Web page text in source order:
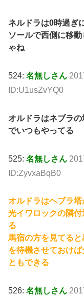
ネルドラは0時過ぎ
ソールで西側に移
ゃね
524: 名無しさん
ID:U1usZvYQ0
オルドラはネブラ
でいつもやってる
525: 名無しさん
ID:ZyvxaBqB0
オルドラはヘブラ
光イワロックの隣
る
馬宿の方を見てる
を待機させておけ
ともできる
526: 名無しさん